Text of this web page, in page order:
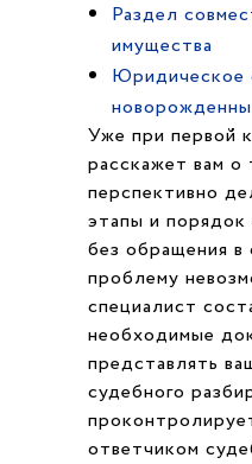
Раздел
имущества
Юридическое
Уже при первой
расскажет вам о
перспективно
этапы и порядок
без обращения в
проблему
специалист
необходимые
представлять
судебного
ответчиком